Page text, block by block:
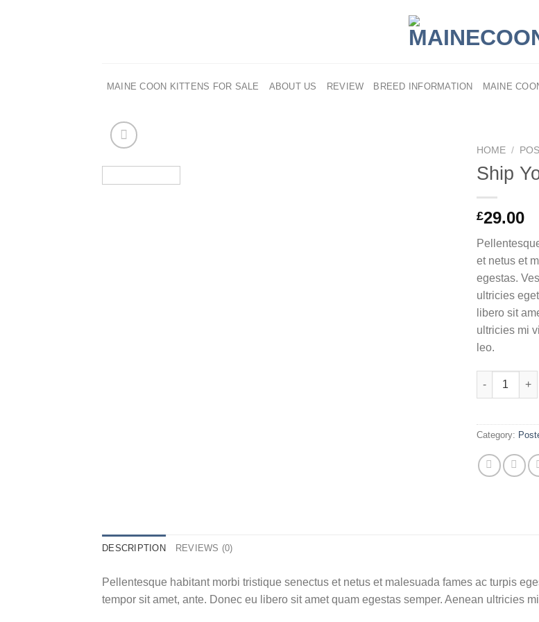
MAINE COON KITTENS FOR SALE ABOUT US REVIEW BREED INFORMATION MAINE
HOME /
Ship
£29.00
et netus et
egestas.
ultricies
libero sit
ultricies mi
leo.
Ship Your
Category:
DESCRIPTION REVIEWS (0)
Pellentesque habitant morbi tristique senectus et netus et malesuada fames ac turpis
tempor sit amet, ante. Donec eu libero sit amet quam egestas semper. Aenean ultricies